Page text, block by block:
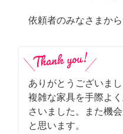
依頼者のみなさまか
ありがとうございま
複雑な家具を手際よ
さいました。また機
と思います。